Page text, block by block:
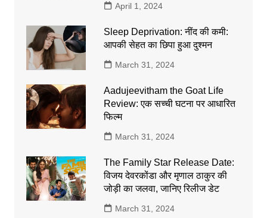
April 1, 2024
Sleep Deprivation: नींद की कमी:
आपकी सेहत का छिपा हुआ दुश्मन
March 31, 2024
Aadujeevitham the Goat Life
Review: एक सच्ची घटना पर आधारित
फिल्म
March 31, 2024
The Family Star Release Date:
विजय देवरकोंडा और मृणाल ठाकुर की
जोड़ी का जलवा, जानिए रिलीज डेट
March 31, 2024